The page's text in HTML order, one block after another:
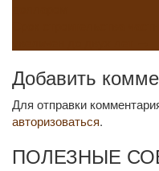
записям
Добавить
Для отправки
авторизоваться.
ПОЛЕЗНЫЕ